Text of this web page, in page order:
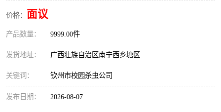
价格： 面议
产品数量： 9999.00件
发货地址： 广西壮族自治区南宁西乡塘区
关键词： 钦州市校园杀虫公司
发布日期： 2026-08-07